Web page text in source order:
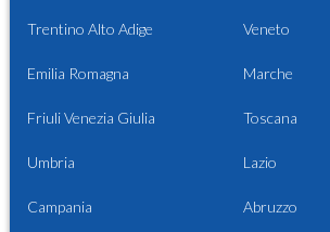
Trentino Alto Adige Veneto
Emilia Romagna Marche
Friuli Venezia Giulia Toscana
Umbria Lazio
Campania Abruzzo